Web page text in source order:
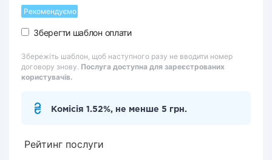
Рекомендуємо
Зберегти шаблон оплати
Збережіть шаблон, щоб наступного разу не вводити номер
договору знову. Послуга доступна для зареєстрованих
користувачів.
Комісія 1.52%, не менше 5 грн.
Рейтинг послуги